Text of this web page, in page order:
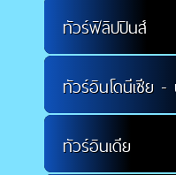
ทัวร์ฟิลิปปินส์
ทัวร์อินโดนีเซีย -
ทัวร์อินเดีย